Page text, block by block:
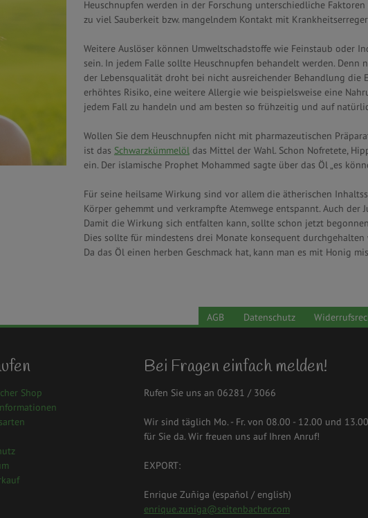
Heuschnupfen werden in der Forschung unterschiedliche
zu viel Sauberkeit bzw. mangelndem Kontakt mit
Weitere Auslöser können Umweltschadstoffe wie Feinstaub oder
sein. In jedem Falle sollte Heuschnupfen behandelt werden.
der Lebensqualität droht bei nicht ausreichender Behandlung die
erhöhtes Risiko, eine weitere Allergie wie beispielsweise eine
jedem Fall zu handeln und am besten so frühzeitig und auf
Wollen Sie dem Heuschnupfen nicht mit pharmazeutischen
ist das Schwarzkümmelöl das Mittel der Wahl. Schon Nofretete,
ein. Der islamische Prophet Mohammed sagte über das Öl „es
Für seine heilsame Wirkung sind vor allem die ätherischen
Körper gehemmt und verkrampfte Atemwege entspannt. Auch der
Damit die Wirkung sich entfalten kann, sollte schon jetzt
Dies sollte für mindestens drei Monate konsequent durchgehalten
Da das Öl einen herben Geschmack hat, kann man es mit Honig
AGB Datenschutz
Shop
Bei Fragen einfach melden!
Rufen Sie uns an 06281 / 3066
Wir sind täglich Mo. - Fr. von 08.00 - 12.00 und
für Sie da. Wir freuen uns auf Ihren Anruf!
EXPORT:
Enrique Zuñiga (español / english)
enrique.zuniga@seitenbacher.com